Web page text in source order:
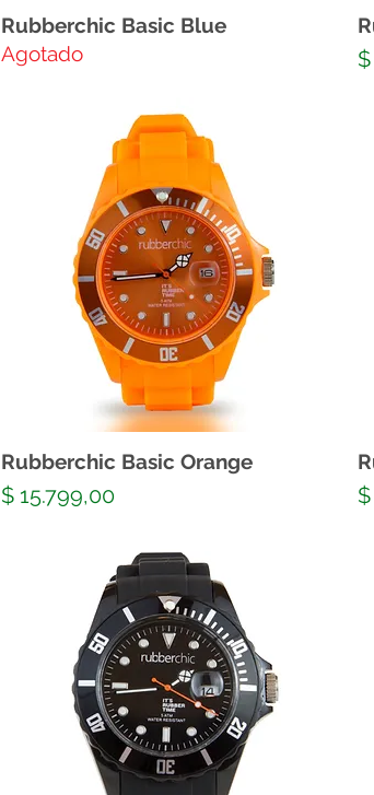
Rubberchic Basic Blue
Agotado
Rubberchic Basic Orange
Precio
$ 15.799,00